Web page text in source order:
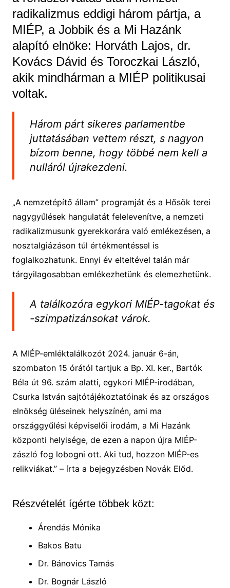
radikalizmus eddigi három pártja, a
MIÉP, a Jobbik és a Mi Hazánk
alapító elnöke: Horváth Lajos, dr.
Kovács Dávid és Toroczkai László,
akik mindhárman a MIÉP politikusai
voltak.
Három párt sikeres parlamentbe
juttatásában vettem részt, s nagyon
bízom benne, hogy többé nem kell a
nulláról újrakezdeni.
„A nemzetépítő állam” programját és a Hősök terei
nagygyűlések hangulatát felelevenítve, a nemzeti
radikalizmusunk gyerekkorára való emlékezésen, a
nosztalgiázáson túl értékmentéssel is
foglalkozhatunk. Ennyi év elteltével talán már
tárgyilagosabban emlékezhetünk és elemezhetünk.
A találkozóra egykori MIÉP-tagokat és
-szimpatizánsokat várok.
A MIÉP-emléktalálkozót 2024. január 6-án,
szombaton 15 órától tartjuk a Bp. XI. ker., Bartók
Béla út 96. szám alatti, egykori MIÉP-irodában,
Csurka István sajtótájékoztatóinak és az országos
elnökség üléseinek helyszínén, ami ma
országgyűlési képviselői irodám, a Mi Hazánk
központi helyisége, de ezen a napon újra MIÉP-
zászló fog lobogni ott. Aki tud, hozzon MIÉP-es
relikviákat.” – írta a bejegyzésben Novák Előd.
Részvételét ígérte többek közt:
Árendás Mónika
Bakos Batu
Dr. Bánovics Tamás
Dr. Bognár László